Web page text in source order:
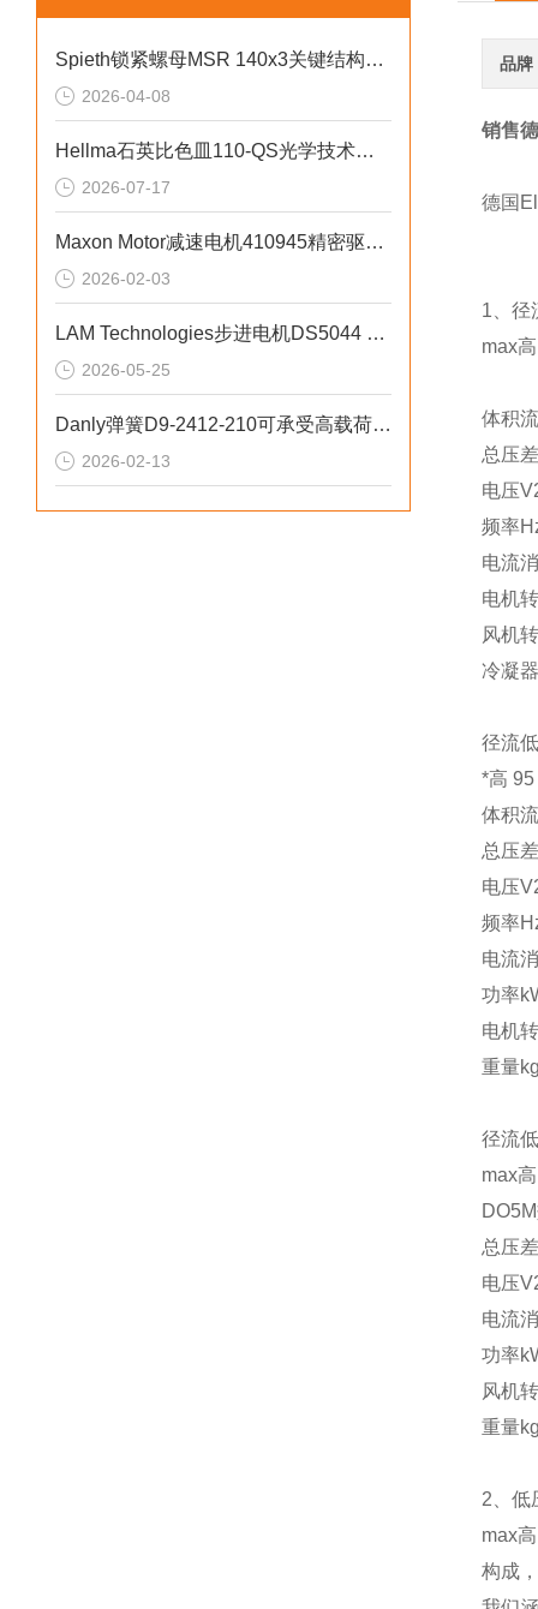
Spieth锁紧螺母MSR 140x3关键结构设计
2026-04-08
Hellma石英比色皿110-QS光学技术参数
2026-07-17
Maxon Motor减速电机410945精密驱动领域的好选择
2026-02-03
LAM Technologies步进电机DS5044 RS‑485满足精密加工
2026-05-25
Danly弹簧D9-2412-210可承受高载荷波动
2026-02-13
品牌
销售
德国
1、径
max
体积
总压
电压
频率
电流
电机
风机
冷凝
径流
*高
体积
总压
电压
频率
电流
功率
电机
重量
径流
max
总压
电压
电流
功率
风机
重量
2、低
max
构成